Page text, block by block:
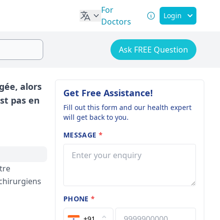
For
Doctors
Login
Ask FREE Question
alors
pas en
Get Free Assistance!
Fill out this form and our health expert
will get back to you.
MESSAGE *
PHONE*